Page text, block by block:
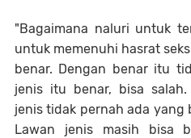
"Bagaimana naluri untuk
untuk memenuhi hasrat
benar. Dengan benar itu
jenis itu benar, bisa
jenis tidak pernah ada
Lawan jenis masih bisa